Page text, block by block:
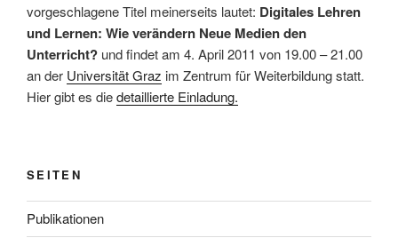
vorgeschlagene Titel meinerseits lautet: Digitales Lehren
und Lernen: Wie verändern Neue Medien den
Unterricht? und findet am 4. April 2011 von 19.00 – 21.00
an der Universität Graz im Zentrum für Weiterbildung statt.
Hier gibt es diedetaillierte Einladung.
SEITEN
Publikationen